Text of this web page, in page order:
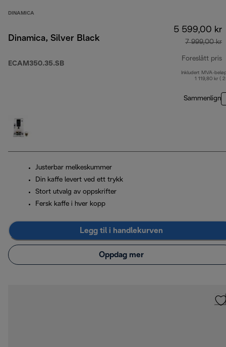
DINAMICA
Dinamica, Silver Black
ECAM350.35.SB
5 599,00 kr
7 999,00 kr
Foreslått pris
Inkludert MVA-
1 119,80 kr (
Sammenlign
Justerbar melkeskummer
Din kaffe levert ved ett trykk
Stort utvalg av oppskrifter
Fersk kaffe i hver kopp
Legg til i handlekurven
Oppdag mer